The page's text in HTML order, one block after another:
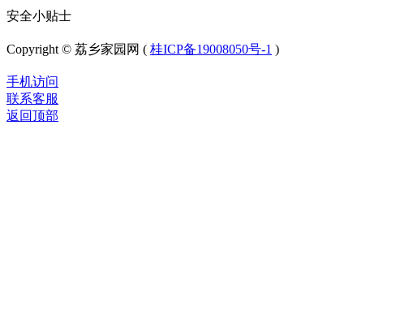
安全小贴士
Copyright © 荔乡家园网 ( 桂ICP备19008050号-1 )
手机访问
联系客服
返回顶部